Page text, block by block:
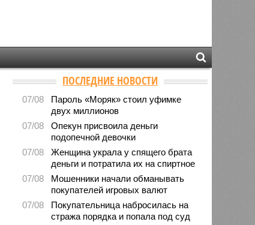
ПОСЛЕДНИЕ НОВОСТИ
07/08
Пароль «Моряк» стоил уфимке
двух миллионов
07/08
Опекун присвоила деньги
подопечной девочки
07/08
Женщина украла у спящего брата
деньги и потратила их на спиртное
07/08
Мошенники начали обманывать
покупателей игровых валют
07/08
Покупательница набросилась на
стража порядка и попала под суд